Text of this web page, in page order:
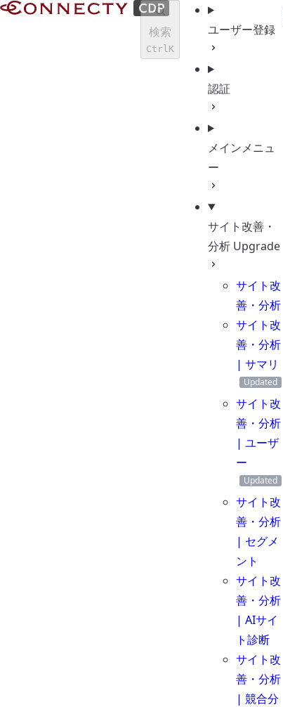
Documents | CONNECTY CDP
検索
CtrlK
ユーザー登録
認証
メインメニュ
ー
サイト改善・
分析 Upgrade
サイト改
善・分析
サイト改
善・分析
| サマリ
サイト改
善・分析
| ユーザ
ー
サイト改
善・分析
| セグメ
ント
サイト改
善・分析
| AIサイ
ト診断
サイト改
善・分析
| 競合分